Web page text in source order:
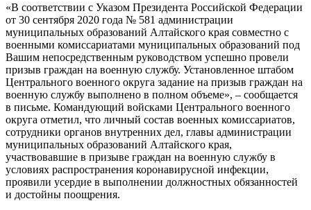
«В соответствии с Указом Президента Российской Федерации
от 30 сентября 2020 года № 581 администрации
муниципальных образований Алтайского края совместно с
военными комиссариатами муниципальных образований под
Вашим непосредственным руководством успешно провели
призыв граждан на военную службу. Установленное штабом
Центрального военного округа задание на призыв граждан на
военную службу выполнено в полном объеме», – сообщается
в письме. Командующий войсками Центрального военного
округа отметил, что личный состав военных комиссариатов,
сотрудники органов внутренних дел, главы администрации
муниципальных образований Алтайского края,
участвовавшие в призыве граждан на военную службу в
условиях распространения коронавирусной инфекции,
проявили усердие в выполнении должностных обязанностей
и достойны поощрения.